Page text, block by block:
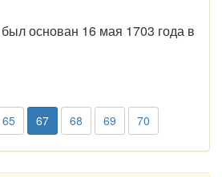
основан 16 мая 1703 года в
65 67 68 69 70